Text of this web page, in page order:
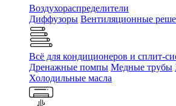
Воздухораспределители
Диффузоры Вентиляционные
Всё для кондиционеров и сплит-
Дренажные помпы Медные трубы
Холодильные масла